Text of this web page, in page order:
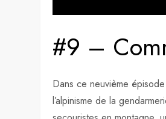
#9 –
Dans ce neuvième
l’alpinisme de la